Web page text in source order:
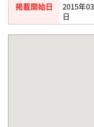
掲載開始日
2015年
日